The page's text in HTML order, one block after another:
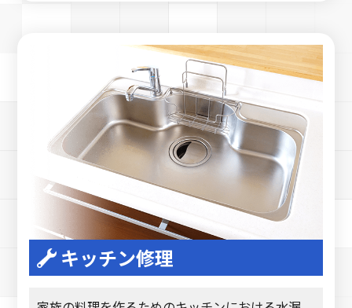
キッチン修理